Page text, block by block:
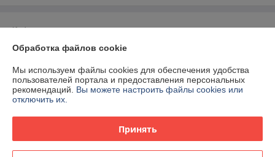
Информация для покупателя
Юридическое лицо:Общество с ограниченной ответственностью "2БС"
Ленинская 70/2
Регистрационный номер ЕГР: 391520404
Регистрационный орган: Витебский РИК
Обработка файлов cookie
Мы используем файлы cookies для обеспечения удобства
пользователей портала и предоставления персональных
рекомендаций. Вы можете настроить файлы cookies или
отключить их.
Принять